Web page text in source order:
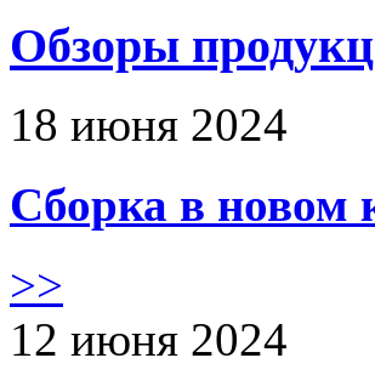
Обзоры
18 июня 2024
Сборка в новом
>>
12 июня 2024